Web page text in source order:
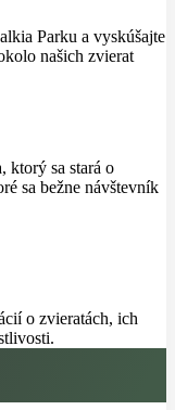
Parku a vyskúšajte
našich zvierat
ktorý sa stará o
sa bežne návštevník
o zvieratách, ich